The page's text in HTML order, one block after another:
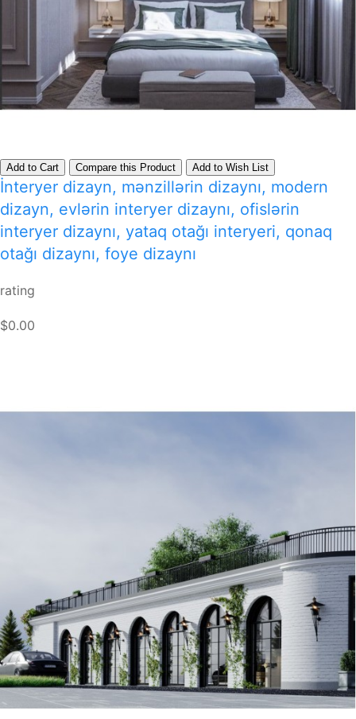
Add to Cart Compare this Product Add to Wish List
İnteryer dizayn, mənzillərin dizaynı, modern
dizayn, evlərin interyer dizaynı, ofislərin
interyer dizaynı, yataq otağı interyeri, qonaq
otağı dizaynı, foye dizaynı
rating
$0.00